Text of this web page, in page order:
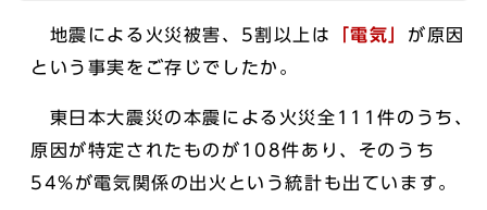
地震による火災被害、5割以上は 「電気」 が原因
という事実をご存じでしたか。
東日本大震災の本震による火災全111件のうち、
原因が特定されたものが108件あり、そのうち
54%が電気関係の出火という統計も出ています。